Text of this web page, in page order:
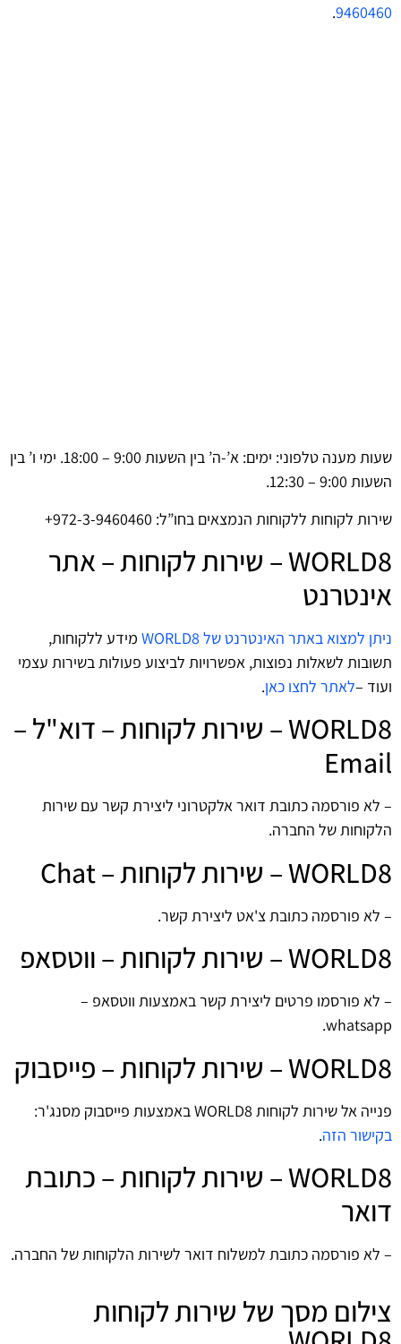
9460460
.
שעות מענה טלפוני: ימים: א’-ה’ בין השעות 9:00 – 18:00. ימי ו’ בין
השעות 9:00 – 12:30.
שירות לקוחות ללקוחות הנמצאים בחו”ל: 972-3-9460460+
WORLD8‏ – שירות לקוחות – אתר
אינטרנט
ניתן למצוא באתר האינטרנט של WORLD8‏
מידע ללקוחות,
תשובות לשאלות נפוצות, אפשרויות לביצוע פעולות בשירות עצמי
ועוד –לאתר לחצו כאן.
WORLD8‏ – שירות לקוחות – דוא"ל –
Email
– לא פורסמה כתובת דואר אלקטרוני ליצירת קשר עם שירות
הלקוחות של החברה.
WORLD8‏ – שירות לקוחות – Chat
– לא פורסמה כתובת צ'אט ליצירת קשר.
WORLD8‏ – שירות לקוחות – ווטסאפ
– לא פורסמו פרטים ליצירת קשר באמצעות ווטסאפ –
whatsapp.
WORLD8‏ – שירות לקוחות – פייסבוק
פנייה אל שירות לקוחות WORLD8‏ באמצעות פייסבוק מסנג'ר:
בקישור הזה.
WORLD8‏ – שירות לקוחות – כתובת
דואר
– לא פורסמה כתובת למשלוח דואר לשירות הלקוחות של החברה.
צילום מסך של שירות לקוחות